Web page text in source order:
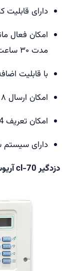
دارای قابلیت
امکان فعال
مدت ۳۰ ساعت
با قابلیت اضافه کردن تا 10
امکان ارسال ۸ نوع گزارش مختلف از وضعیت خانه
امکان تعریف 4 مدیر و 10 مخاطب دریافت هشدار
دارای سیستم
دزدگیر cl-70 آریوسیس